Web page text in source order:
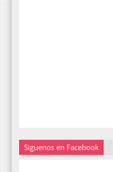
Siguenos en Facebook